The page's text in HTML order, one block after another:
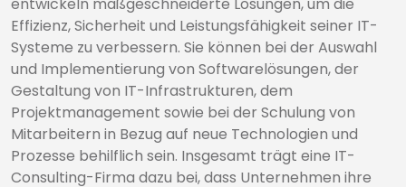
Effizienz, Sicherheit und Leistungsfähigkeit seiner IT-
Systeme zu verbessern. Sie können bei der Auswahl
und Implementierung von Softwarelösungen, der
Gestaltung von IT-Infrastrukturen, dem
Projektmanagement sowie bei der Schulung von
Mitarbeitern in Bezug auf neue Technologien und
Prozesse behilflich sein. Insgesamt trägt eine IT-
Consulting-Firma dazu bei, dass Unternehmen ihre